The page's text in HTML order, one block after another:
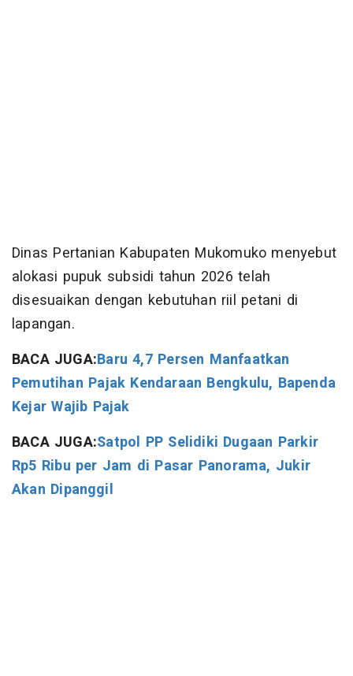
Dinas Pertanian Kabupaten Mukomuko menyebut
alokasi pupuk subsidi tahun 2026 telah
disesuaikan dengan kebutuhan riil petani di
lapangan.
BACA JUGA:Baru 4,7 Persen Manfaatkan
Pemutihan Pajak Kendaraan Bengkulu, Bapenda
Kejar Wajib Pajak
BACA JUGA:Satpol PP Selidiki Dugaan Parkir
Rp5 Ribu per Jam di Pasar Panorama, Jukir
Akan Dipanggil